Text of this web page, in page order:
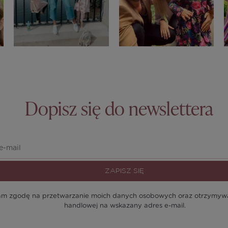
Dopisz się do newslettera
ZAPISZ SIĘ
zgodę na przetwarzanie moich danych osobowych oraz
handlowej na wskazany adres e-mail.